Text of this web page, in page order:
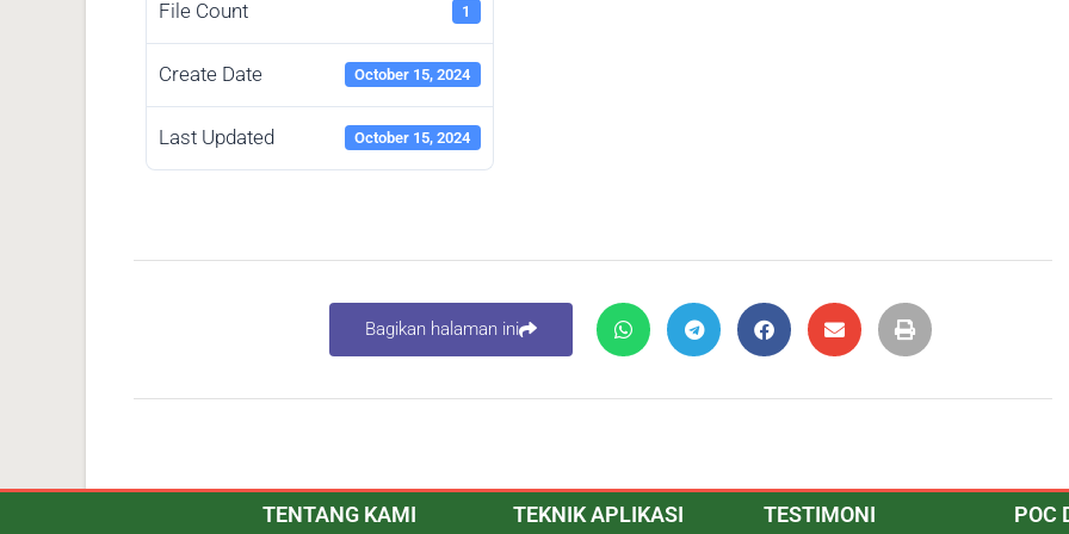
File Count 1
Create Date October 15, 2024
Last Updated October 15, 2024
Bagikan halaman ini
TENTANG KAMI TEKNIK APLIKASI TESTIMONI POC